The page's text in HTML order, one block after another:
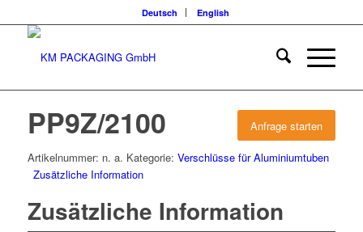
Deutsch English
Anfrage starten
PP9Z/2100
Artikelnummer: n. a. Kategorie: Verschlüsse für Aluminiumtuben
Zusätzliche Information
Zusätzliche Information